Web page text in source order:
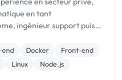
en tant
ingénieur support puis
adaptée à vos besoins
end Docker
Front-end
Linux
Node.js